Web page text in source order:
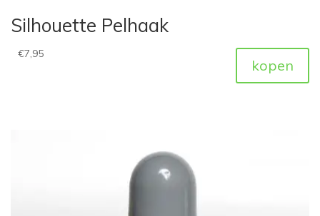
Silhouette Pelhaak
€7,95
kopen